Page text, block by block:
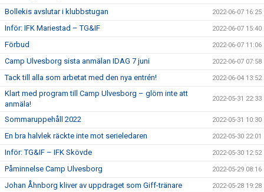
Bollekis avslutar i klubbstugan 2022-06-07 16:25
Inför: IFK Mariestad – TG&IF 2022-06-07 15:40
Förbud 2022-06-07 11:06
Camp Ulvesborg sista anmälan IDAG 7 juni 2022-06-07 07:58
Tack till alla som arbetat med den nya entrén! 2022-06-04 13:52
Klart med program till Camp Ulvesborg – glöm inte att
anmäla!
2022-05-31 22:33
Sommaruppehåll 2022 2022-05-31 10:30
En bra halvlek räckte inte mot serieledaren 2022-05-30 22:01
Inför: TG&IF – IFK Skövde 2022-05-30 12:52
Påminnelse Camp Ulvesborg 2022-05-29 08:16
Johan Åhnborg kliver av uppdraget som Giff-tränare 2022-05-28 19:28